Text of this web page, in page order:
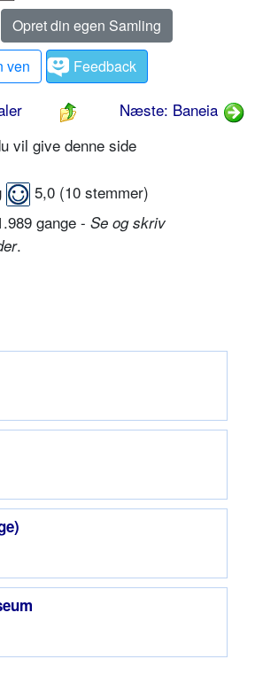
Opret din egen Samling
ven
Feedback
Næste: Baneia
vil give denne side
5,0 (10 stemmer)
gange - Se og skriv
.